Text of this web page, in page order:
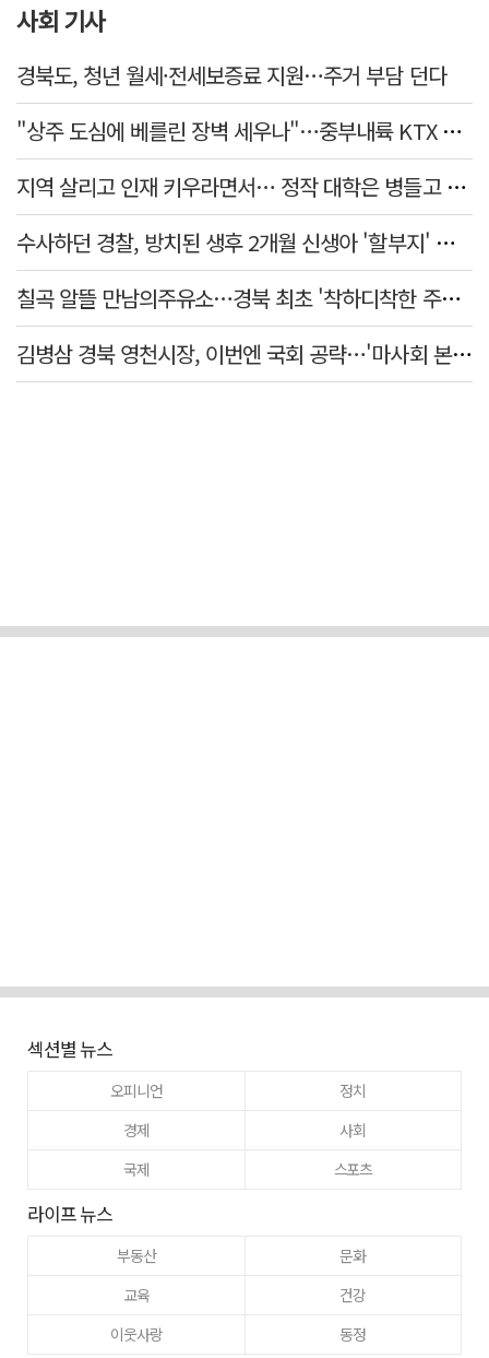
사회 기사
경북도, 청년 월세·전세보증료 지원…주거 부담 던다
"상주 도심에 베를린 장벽 세우나"…중부내륙 KTX 흙둑 쌓기계획에 시민들 반발
지역 살리고 인재 키우라면서… 정작 대학은 병들고 있다
수사하던 경찰, 방치된 생후 2개월 신생아 '할부지' 된 사연은
칠곡 알뜰 만남의주유소…경북 최초 '착하디착한 주유소' 선정
김병삼 경북 영천시장, 이번엔 국회 공략…'마사회 본사 이전·광역교통망 확충' 요청
섹션별 뉴스
오피니언
정치
경제
사회
국제
스포츠
라이프 뉴스
부동산
문화
교육
건강
이웃사랑
동정